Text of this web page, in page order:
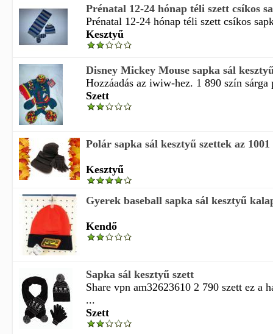
Prénatal 12-24 hónap téli szett csíkos
Prénatal 12-24 hónap téli szett csíkos
Kesztyű
Disney Mickey Mouse sapka sál
Hozzáadás az iwiw-hez. 1 890 szín
Szett
Polár sapka sál kesztyű szettek az
Kesztyű
Gyerek baseball sapka sál kesztyű
Kendő
Sapka sál kesztyű szett
Share vpn am32623610 2 790 szett ez a
...
Szett